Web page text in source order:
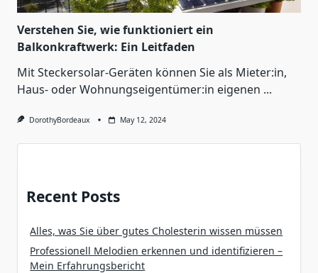
Verstehen Sie, wie funktioniert ein
Balkonkraftwerk: Ein Leitfaden
Mit Steckersolar-Geräten können Sie als Mieter:in,
Haus- oder Wohnungseigentümer:in eigenen ...
DorothyBordeaux May 12, 2024
Recent Posts
Alles, was Sie über gutes Cholesterin wissen müssen
Professionell Melodien erkennen und identifizieren –
Mein Erfahrungsbericht